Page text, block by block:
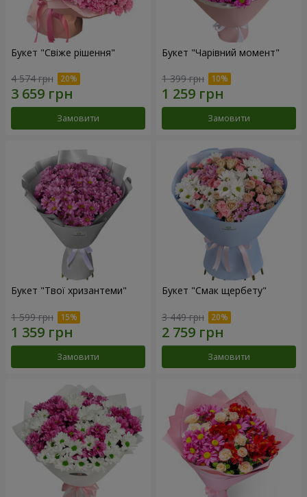
Букет "Свіже рішення"
4 574 грн
Замовити
Букет "Чарівний момент"
1 399 грн
Замовити
Букет "Твої хризантеми"
1 599 грн
Замовити
Букет "Смак щербету"
3 449 грн
Замовити